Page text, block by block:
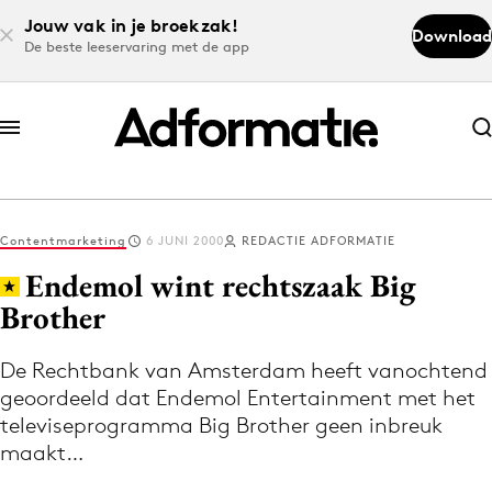
Jouw vak in je broekzak!
De beste leeservaring met de app
Download
Abonneer nu
Abonneer nu
Log in
Volg het laatste nieuws via de Adformatie
Nieuws app
Contentmarketing 6 JUNI 2000 REDACTIE ADFORMATIE
Endemol wint rechtszaak Big
Brother
De Rechtbank van Amsterdam heeft vanochtend
geoordeeld dat Endemol Entertainment met het
televiseprogramma Big Brother geen inbreuk
maakt…